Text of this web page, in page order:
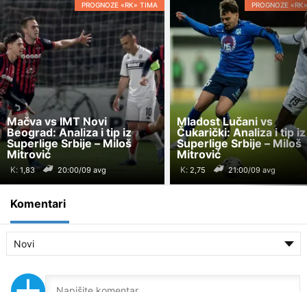
PROGNOZE «RK» TIMA
Mačva vs IMT Novi
Beograd: Analiza i tip iz
Superlige Srbije – Miloš
Mitrović
K: 20:00/09 avg
PROGNOZE
Mladost Lučani vs
Čukarički: Analiza i tip iz
Superlige Srbije – Miloš
Mitrović
K: 21:00/09 avg
Komentari
Novi